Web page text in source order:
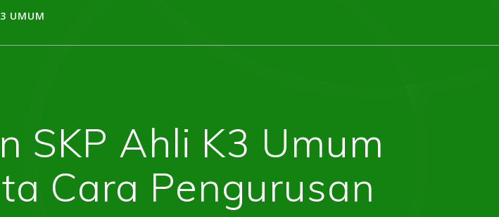
UMUM
SKP Ahli K3 Umum
Cara Pengurusan